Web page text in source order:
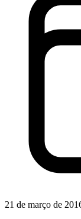
21 de março de